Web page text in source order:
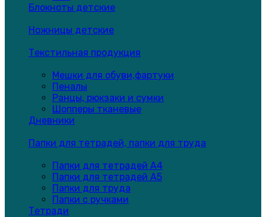
Блокноты детские
Ножницы детские
Текстильная продукция
Мешки для обуви,фартуки
Пеналы
Ранцы, рюкзаки и сумки
Шопперы тканевые
Дневники
Папки для тетрадей, папки для труда
Папки для тетрадей А4
Папки для тетрадей А5
Папки для труда
Папки с ручками
Тетради